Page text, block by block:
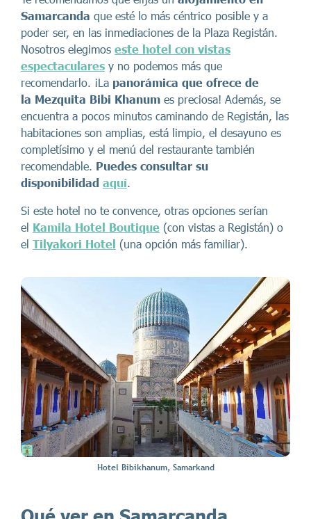
Samarcanda que esté lo más céntrico posible y a
poder ser, en las inmediaciones de la Plaza Registán.
Nosotros elegimos este hotel con vistas
espectaculares y no podemos más que
recomendarlo. ¡La panorámica que ofrece de
la Mezquita Bibi Khanum es preciosa! Además, se
encuentra a pocos minutos caminando de Registán, las
habitaciones son amplias, está limpio, el desayuno es
completísimo y el menú del restaurante también
recomendable. Puedes consultar su
disponibilidad aquí.
Si este hotel no te convence, otras opciones serían
el Kamila Hotel Boutique (con vistas a Registán) o
el Tilyakori Hotel (una opción más familiar).
Hotel Bibikhanum, Samarkand